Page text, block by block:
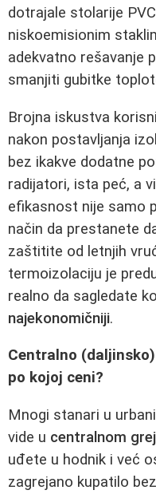
dotrajale stolarije
niskoemisionim
adekvatno rešavanje
smanjiti gubitke
Brojna iskustva
nakon postavljanja
bez ikakve dodatne
radijatori, ista peć, a
efikasnost nije samo
način da prestanete
zaštitite od letnjih
termoizolaciju je
realno da sagledate
najekonomičniji.
Centralno
po kojoj ceni?
Mnogi stanari u
vide u centralnom
uđete u hodnik i već
zagrejano kupatilo